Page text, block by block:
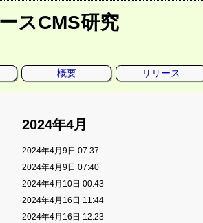
スCMS研究
概要 リリース
2024年4月
2024年4月9日 07:37
2024年4月9日 07:40
2024年4月10日 00:43
2024年4月16日 11:44
2024年4月16日 12:23